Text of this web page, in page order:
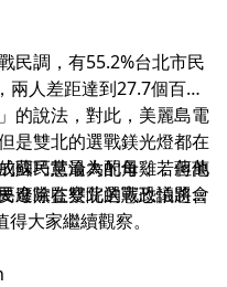
民調，有55.2%台北市民
兩人差距達到27.7個百分
的說法，對此，美麗島電
是雙北的選戰鎂光燈都在
蘇巧慧淪為配角，若蔣萬
進黨在雙北選戰恐怕將會
國民黨最大的母雞，但他
廢除監察院的憲政議題，
大家繼續觀察。